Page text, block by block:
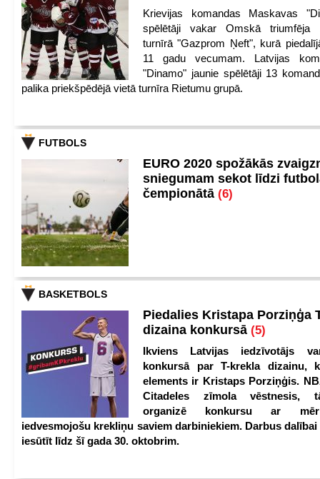
Krievijas komandas Maskavas
spēlētāji vakar Omskā triumfēja
turnīrā "Gazprom Ņeft", kurā
11 gadu vecumam. Latvijas
"Dinamo" jaunie spēlētāji 13
palika priekšpēdējā vietā turnīra Rietumu grupā.
FUTBOLS
EURO 2020 spožākās
sniegumam sekot līdzi
čempionātā (6)
BASKETBOLS
Piedalies Kristapa Porziņģa
dizaina konkursā (5)
Ikviens Latvijas iedzīvotājs
konkursā par T-krekla dizainu,
elements ir Kristaps Porziņģis.
Citadeles zīmola vēstnesis,
organizē konkursu ar
iedvesmojošu krekliņu saviem darbiniekiem. Darbus
iesūtīt līdz šī gada 30. oktobrim.